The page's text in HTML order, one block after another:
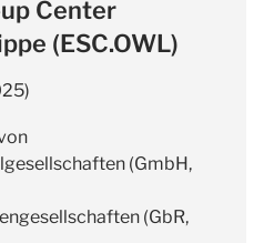
Center
(ESC.OWL)
(GmbH,
(GbR,